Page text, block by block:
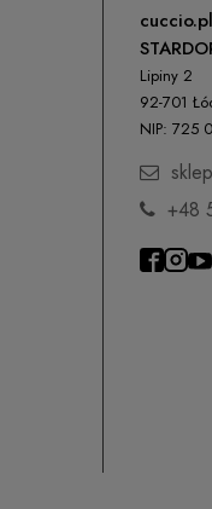
Lipiny 2
92-701
NIP: 725
+48